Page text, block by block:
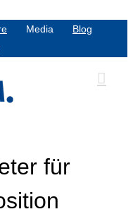
Media Blog
für